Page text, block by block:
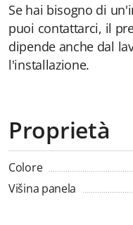
Se hai bisogno di
puoi contattarci, il
dipende anche dal
l'installazione.
Proprietà
Colore
Višina panela